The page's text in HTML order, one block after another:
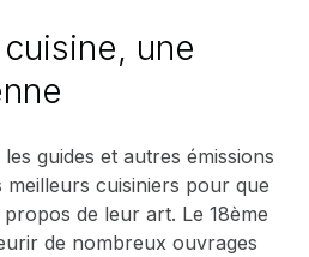
une
guides et autres émissions
meilleurs cuisiniers pour que
de leur art. Le 18ème
de nombreux ouvrages